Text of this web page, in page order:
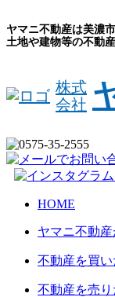
ヤマニ不動産は美濃
土地や建物等の不動
株式
会社
HOME
ヤマニ不動
不動産を買
不動産を売